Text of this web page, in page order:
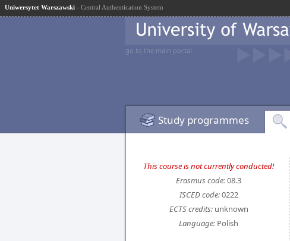
Uniwersytet Warszawski - Central Authentication System
go to the main portal
Study programmes
This course is not currently conducted!
Erasmus code:08.3
ISCED code:0222
ECTS credits:unknown
Language: Polish